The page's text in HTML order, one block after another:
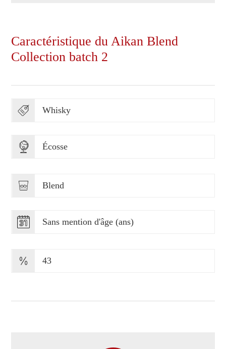
Caractéristique du Aikan Blend
Collection batch 2
Whisky
Écosse
Blend
Sans mention d'âge (ans)
43